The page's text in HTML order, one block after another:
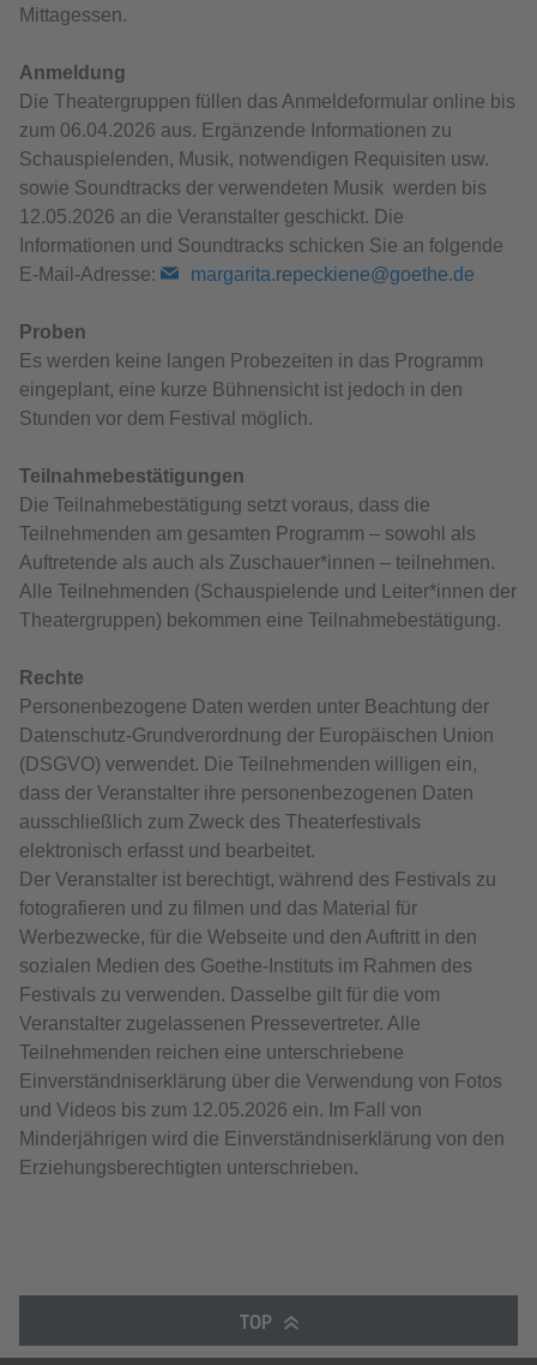
Mittagessen.
Anmeldung
Die Theatergruppen füllen das Anmeldeformular online bis
zum 06.04.2026 aus. Ergänzende Informationen zu
Schauspielenden, Musik, notwendigen Requisiten usw.
sowie Soundtracks der verwendeten Musik werden bis
12.05.2026 an die Veranstalter geschickt. Die
Informationen und Soundtracks schicken Sie an folgende
E-Mail-Adresse:
margarita.repeckiene@goethe.de
Proben
Es werden keine langen Probezeiten in das Programm
eingeplant, eine kurze Bühnensicht ist jedoch in den
Stunden vor dem Festival möglich.
Teilnahmebestätigungen
Die Teilnahmebestätigung setzt voraus, dass die
Teilnehmenden am gesamten Programm – sowohl als
Auftretende als auch als Zuschauer*innen – teilnehmen.
Alle Teilnehmenden (Schauspielende und Leiter*innen der
Theatergruppen) bekommen eine Teilnahmebestätigung.
Rechte
Personenbezogene Daten werden unter Beachtung der
Datenschutz-Grundverordnung der Europäischen Union
(DSGVO) verwendet. Die Teilnehmenden willigen ein,
dass der Veranstalter ihre personenbezogenen Daten
ausschließlich zum Zweck des Theaterfestivals
elektronisch erfasst und bearbeitet.
Der Veranstalter ist berechtigt, während des Festivals zu
fotografieren und zu filmen und das Material für
Werbezwecke, für die Webseite und den Auftritt in den
sozialen Medien des Goethe-Instituts im Rahmen des
Festivals zu verwenden. Dasselbe gilt für die vom
Veranstalter zugelassenen Pressevertreter. Alle
Teilnehmenden reichen eine unterschriebene
Einverständniserklärung über die Verwendung von Fotos
und Videos bis zum 12.05.2026 ein. Im Fall von
Minderjährigen wird die Einverständniserklärung von den
Erziehungsberechtigten unterschrieben.
TOP